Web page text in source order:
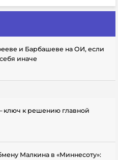
и Барбашеве на ОИ, если
иначе
ключ к решению главной
Малкина в «Миннесоту»: